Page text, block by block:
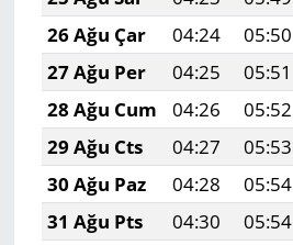
26 Ağu Çar
04:24 05:50
27 Ağu Per
04:25 05:51
28 Ağu Cum
04:26 05:52
29 Ağu Cts
04:27 05:53
30 Ağu Paz
04:28 05:54
31 Ağu Pts
04:30 05:54